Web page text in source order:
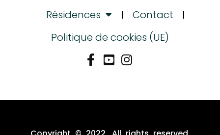
Résidences
Contact
Politique de cookies (UE)